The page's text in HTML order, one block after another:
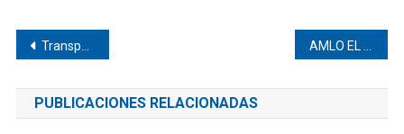
Navegación
de
entradas
Transportistas esculcan bolsillo de indígenas de Jicaltepec
PUBLICACIONES RELACIONADAS